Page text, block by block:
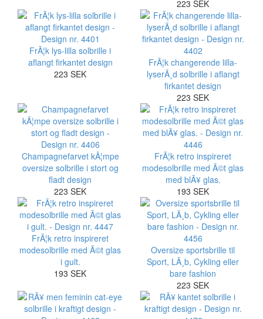
223 SEK
FrÃ¦k lys-lilla solbrille i
aflangt firkantet design
223 SEK
FrÃ¦k changerende lilla-
lyserÃ¸d solbrille i aflangt
firkantet design
223 SEK
Champagnefarvet kÃ¦mpe
oversize solbrille i stort og
fladt design
223 SEK
FrÃ¦k retro inspireret
modesolbrille med Ã©t glas
med blÃ¥ glas.
193 SEK
FrÃ¦k retro inspireret
modesolbrille med Ã©t glas
i gult.
193 SEK
Oversize sportsbrille til
Sport, LÃ¸b, Cykling eller
bare fashion
223 SEK